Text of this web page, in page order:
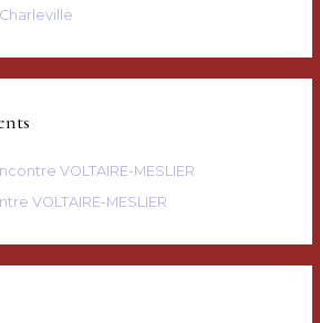
VOLTAIRE-MESLIER
VOLTAIRE-MESLIER